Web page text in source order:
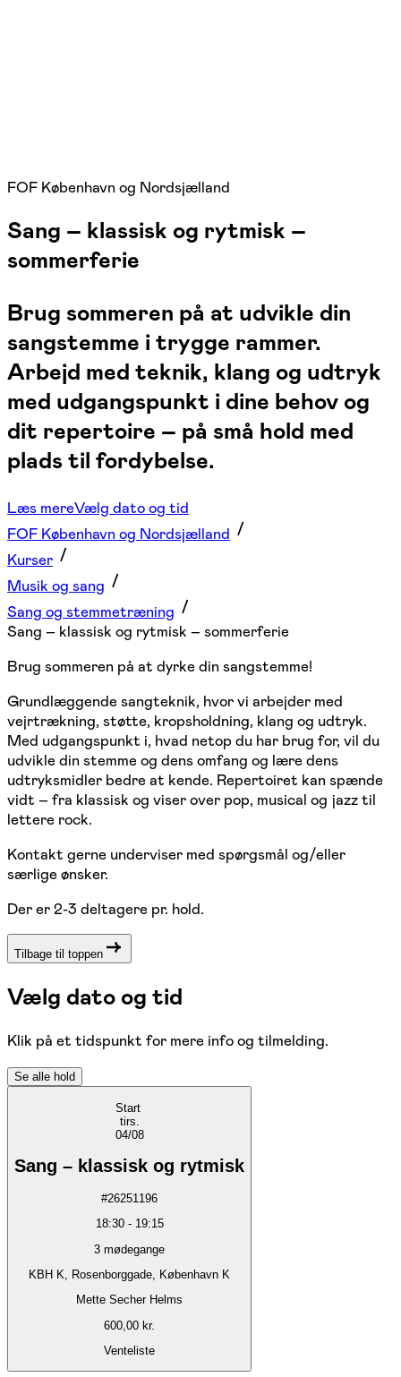
FOF København og Nordsjælland
Sang – klassisk og rytmisk –
sommerferie
Brug sommeren på at udvikle din
sangstemme i trygge rammer.
Arbejd med teknik, klang og udtryk
med udgangspunkt i dine behov og
dit repertoire – på små hold med
plads til fordybelse.
Læs mereVælg dato og tid
FOF København og Nordsjælland
Kurser
Musik og sang
Sang og stemmetræning
Sang – klassisk og rytmisk – sommerferie
Brug sommeren på at dyrke din sangstemme!
Grundlæggende sangteknik, hvor vi arbejder med
vejrtrækning, støtte, kropsholdning, klang og udtryk.
Med udgangspunkt i, hvad netop du har brug for, vil du
udvikle din stemme og dens omfang og lære dens
udtryksmidler bedre at kende. Repertoiret kan spænde
vidt – fra klassisk og viser over pop, musical og jazz til
lettere rock.
Kontakt gerne underviser med spørgsmål og/eller
særlige ønsker.
Der er 2-3 deltagere pr. hold.
Tilbage til toppen
Vælg dato og tid
Klik på et tidspunkt for mere info og tilmelding.
Se alle hold
Start
tirs.
04/08
Sang – klassisk og rytmisk
#26251196
18:30- 19:15
3 mødegange
KBH K, Rosenborggade, København K
Mette Secher Helms
600,00 kr.
Venteliste